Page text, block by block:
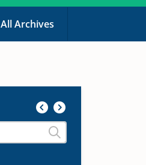
All Archives